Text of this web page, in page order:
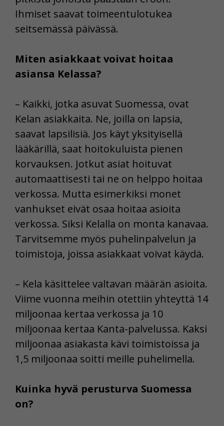
Ihmiset saavat toimeentulotukea
seitsemässä päivässä.
Miten asiakkaat voivat hoitaa
asiansa Kelassa?
– Kaikki, jotka asuvat Suomessa, ovat
Kelan asiakkaita. Ne, joilla on lapsia,
saavat lapsilisiä. Jos käyt yksityisellä
lääkärillä, saat hoitokuluista pienen
korvauksen. Jotkut asiat hoituvat
automaattisesti tai ne on helppo hoitaa
verkossa. Mutta esimerkiksi monet
vanhukset eivät osaa hoitaa asioita
verkossa. Siksi Kelalla on monta kanavaa.
Tarvitsemme myös puhelinpalvelun ja
toimistoja, joissa asiakkaat voivat käydä.
– Kela käsittelee valtavan määrän asioita.
Viime vuonna meihin otettiin yhteyttä 14
miljoonaa kertaa verkossa ja 10
miljoonaa kertaa Kanta-palvelussa. Kaksi
miljoonaa asiakasta kävi toimistoissa ja
1,5 miljoonaa soitti meille puhelimella.
Kuinka hyvä perusturva Suomessa
on?